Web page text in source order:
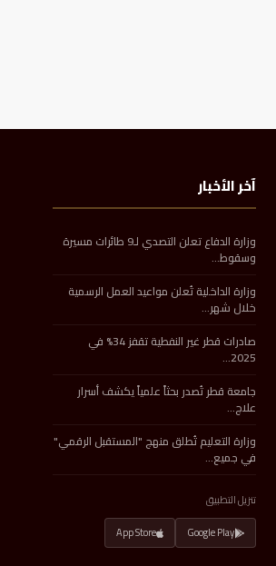
آخر الأخبار
وزارة الدفاع تعلن التصدي لـ9 طائرات مسيرة
وسقوط…
وزارة الداخلية تُعلن مواعيد العمل الرسمية
خلال شهر…
صادرات قطر غير النفطية تقفز 34% في
2025…
جامعة قطر تُصدر بحثاً علمياً يكشف أسرار
علاج…
وزارة التعليم تُطلق منهج "المستقبل الرقمي"
في جميع…
تنزيل التطبيق
Google Play
App Store